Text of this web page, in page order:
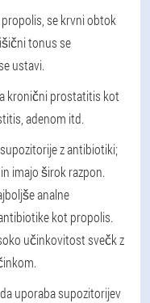
se krvni obtok
tonus se
ustavi.
kronični prostatitis kot
adenom itd.
z antibiotiki;
imajo širok razpon.
analne
kot propolis.
učinkovitost svečk z
uporaba supozitorijev